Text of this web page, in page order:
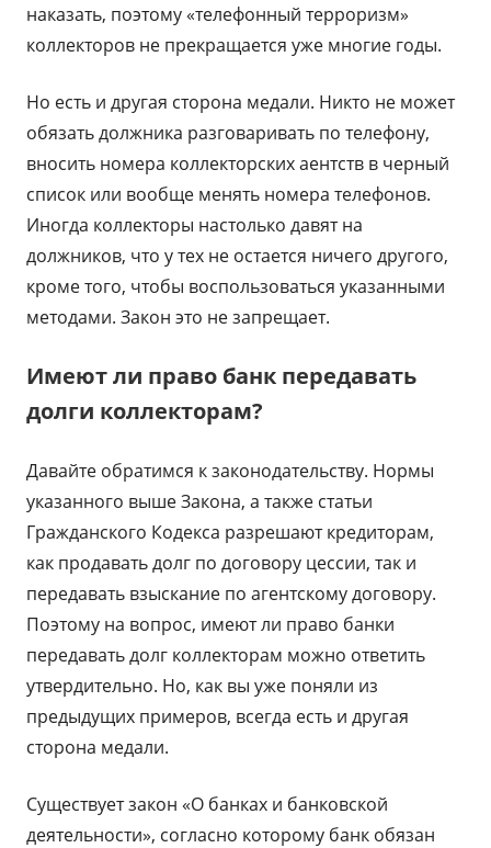
наказать, поэтому «телефонный терроризм»
коллекторов не прекращается уже многие годы.
Но есть и другая сторона медали. Никто не может
обязать должника разговаривать по телефону,
вносить номера коллекторских аентств в черный
список или вообще менять номера телефонов.
Иногда коллекторы настолько давят на
должников, что у тех не остается ничего другого,
кроме того, чтобы воспользоваться указанными
методами. Закон это не запрещает.
Имеют ли право банк передавать
долги коллекторам?
Давайте обратимся к законодательству. Нормы
указанного выше Закона, а также статьи
Гражданского Кодекса разрешают кредиторам,
как продавать долг по договору цессии, так и
передавать взыскание по агентскому договору.
Поэтому на вопрос, имеют ли право банки
передавать долг коллекторам можно ответить
утвердительно. Но, как вы уже поняли из
предыдущих примеров, всегда есть и другая
сторона медали.
Существует закон «О банках и банковской
деятельности», согласно которому банк обязан